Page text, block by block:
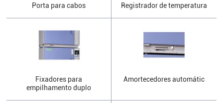
Porta para cabos Registrador de temperatura
Fixadores para
empilhamento duplo
Amortecedores automátic